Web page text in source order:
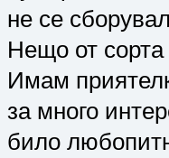
не се
Нещо от
Имам
за много
било